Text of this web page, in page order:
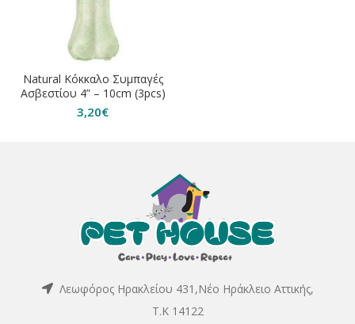
Natural Κόκκαλο Συμπαγές
Ασβεστίου 4” – 10cm (3pcs)
3,20€
Λεωφόρος Ηρακλείου 431,Νέο Ηράκλειο Αττικής,
Τ.Κ 14122